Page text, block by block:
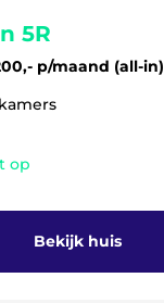
5R
p/maand (all-in)
op
Bekijk huis